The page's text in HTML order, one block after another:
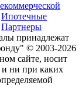
Ипотечные
Партнеры
принадлежат
© 2003-2026
сайте, носит
ни при каких